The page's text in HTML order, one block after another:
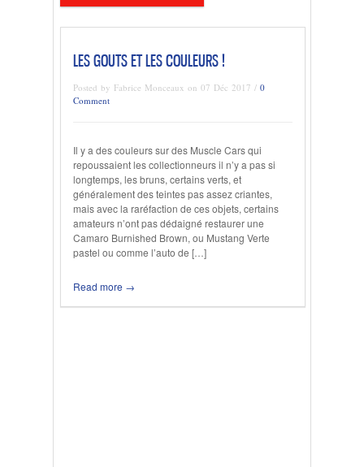
LES GOUTS ET LES COULEURS !
Posted by Fabrice Monceaux on 07 Déc 2017 / 0
Comment
Il y a des couleurs sur des Muscle Cars qui
repoussaient les collectionneurs il n’y a pas si
longtemps, les bruns, certains verts, et
généralement des teintes pas assez criantes,
mais avec la raréfaction de ces objets, certains
amateurs n’ont pas dédaigné restaurer une
Camaro Burnished Brown, ou Mustang Verte
pastel ou comme l’auto de […]
Read more →